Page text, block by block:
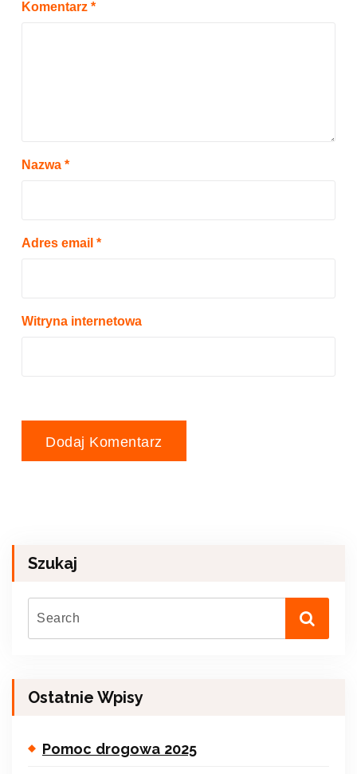
Komentarz *
Nazwa *
Adres email *
Witryna internetowa
Szukaj
Ostatnie Wpisy
Pomoc drogowa 2025